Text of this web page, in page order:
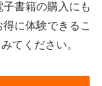
書籍の購入にも
に体験できるこ
てください。